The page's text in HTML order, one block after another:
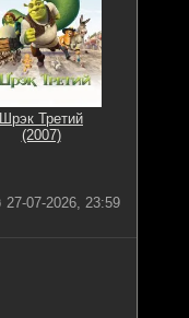
Шрэк Третий
(2007)
27-07-2026, 23:59